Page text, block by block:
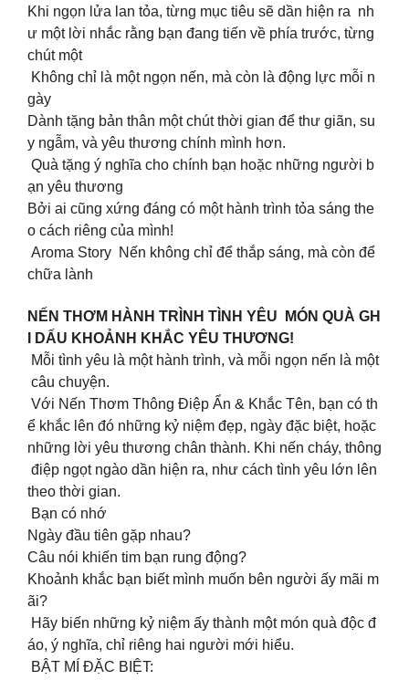
Khi ngọn lửa lan tỏa, từng mục tiêu sẽ dần hiện ra nh
ư một lời nhắc rằng bạn đang tiến về phía trước, từng
chút một
Không chỉ là một ngọn nến, mà còn là động lực mỗi n
gày
Dành tặng bản thân một chút thời gian để thư giãn, su
y ngẫm, và yêu thương chính mình hơn.
Quà tặng ý nghĩa cho chính bạn hoặc những người b
ạn yêu thương
Bởi ai cũng xứng đáng có một hành trình tỏa sáng the
o cách riêng của mình!
Aroma Story Nến không chỉ để thắp sáng, mà còn để
chữa lành
NẾN THƠM HÀNH TRÌNH TÌNH YÊU MÓN QUÀ GH
I DẤU KHOẢNH KHẮC YÊU THƯƠNG!
Mỗi tình yêu là một hành trình, và mỗi ngọn nến là một
câu chuyện.
Với Nến Thơm Thông Điệp Ẩn & Khắc Tên, bạn có th
ể khắc lên đó những kỷ niệm đẹp, ngày đặc biệt, hoặc
những lời yêu thương chân thành. Khi nến cháy, thông
điệp ngọt ngào dần hiện ra, như cách tình yêu lớn lên
theo thời gian.
Bạn có nhớ
Ngày đầu tiên gặp nhau?
Câu nói khiến tim bạn rung động?
Khoảnh khắc bạn biết mình muốn bên người ấy mãi m
ãi?
Hãy biến những kỷ niệm ấy thành một món quà độc đ
áo, ý nghĩa, chỉ riêng hai người mới hiểu.
BẬT MÍ ĐẶC BIỆT: